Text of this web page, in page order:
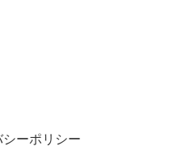
シーポリシー